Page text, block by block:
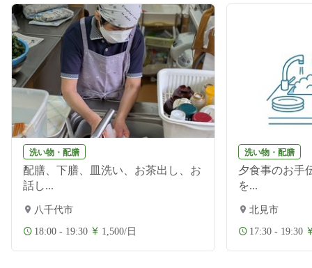
洗い物・配膳
配膳、下膳、皿洗い、お茶出し、お
話し...
八千代市
18:00 - 19:30 1,500/日
洗い物・配膳
夕食事のお手
を...
北見市
17:30 - 19:30